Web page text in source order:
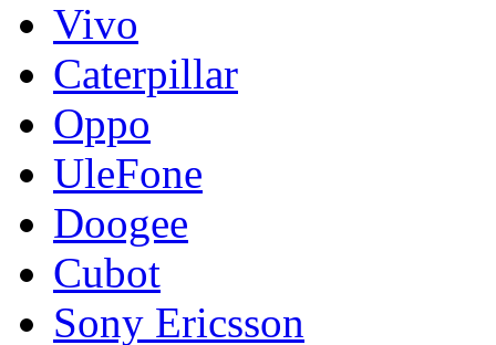
Vivo
Caterpillar
Oppo
UleFone
Doogee
Cubot
Sony Ericsson